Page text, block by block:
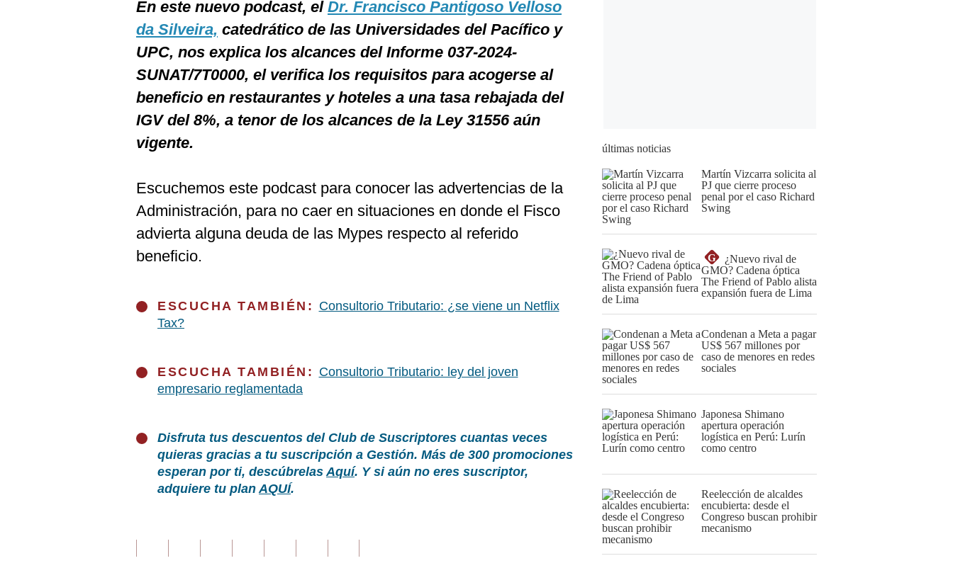
En este nuevo podcast, el Dr. Francisco Pantigoso Velloso
da Silveira, catedrático de las Universidades del Pacífico y
UPC, nos explica los alcances del Informe 037-2024-
SUNAT/7T0000, el verifica los requisitos para acogerse al
beneficio en restaurantes y hoteles a una tasa rebajada del
IGV del 8%, a tenor de los alcances de la Ley 31556 aún
vigente.
Escuchemos este podcast para conocer las advertencias de la
Administración, para no caer en situaciones en donde el Fisco
advierta alguna deuda de las Mypes respecto al referido
beneficio.
ESCUCHA TAMBIÉN: Consultorio Tributario: ¿se viene un Netflix
Tax?
ESCUCHA TAMBIÉN: Consultorio Tributario: ley del joven
empresario reglamentada
Disfruta tus descuentos del Club de Suscriptores cuantas veces
quieras gracias a tu suscripción a Gestión. Más de 300 promociones
esperan por ti, descúbrelasAquí. Y si aún no eres suscriptor,
adquiere tu planAQUÍ.
últimas noticias
Martín Vizcarra solicita al
PJ que cierre proceso
penal por el caso Richard
Swing
G
¿Nuevo rival de
GMO? Cadena óptica
The Friend of Pablo alista
expansión fuera de Lima
Condenan a Meta a pagar
US$ 567 millones por
caso de menores en redes
sociales
Japonesa Shimano
apertura operación
logística en Perú: Lurín
como centro
Reelección de alcaldes
encubierta: desde el
Congreso buscan prohibir
mecanismo